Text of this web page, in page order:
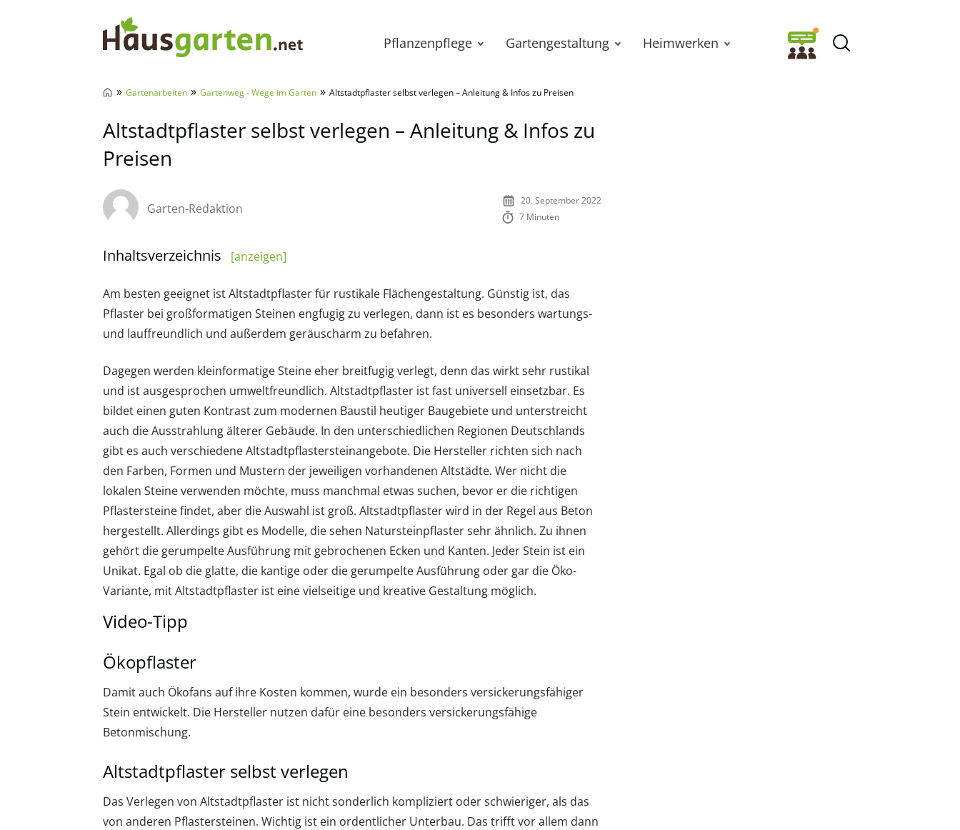
Pflanzenpflege Gartengestaltung Heimwerken
» Gartenarbeiten » Gartenweg - Wege im Garten » Altstadtpflaster selbst verlegen – Anleitung & Infos zu Preisen
Altstadtpflaster selbst verlegen – Anleitung & Infos zu
Preisen
Garten-Redaktion
20. September 2022
7 Minuten
Inhaltsverzeichnis [anzeigen]
Am besten geeignet ist Altstadtpflaster für rustikale Flächengestaltung. Günstig ist, das
Pflaster bei großformatigen Steinen engfugig zu verlegen, dann ist es besonders wartungs-
und lauffreundlich und außerdem geräuscharm zu befahren.
Dagegen werden kleinformatige Steine eher breitfugig verlegt, denn das wirkt sehr rustikal
und ist ausgesprochen umweltfreundlich. Altstadtpflaster ist fast universell einsetzbar. Es
bildet einen guten Kontrast zum modernen Baustil heutiger Baugebiete und unterstreicht
auch die Ausstrahlung älterer Gebäude. In den unterschiedlichen Regionen Deutschlands
gibt es auch verschiedene Altstadtpflastersteinangebote. Die Hersteller richten sich nach
den Farben, Formen und Mustern der jeweiligen vorhandenen Altstädte. Wer nicht die
lokalen Steine verwenden möchte, muss manchmal etwas suchen, bevor er die richtigen
Pflastersteine findet, aber die Auswahl ist groß. Altstadtpflaster wird in der Regel aus Beton
hergestellt. Allerdings gibt es Modelle, die sehen Natursteinpflaster sehr ähnlich. Zu ihnen
gehört die gerumpelte Ausführung mit gebrochenen Ecken und Kanten. Jeder Stein ist ein
Unikat. Egal ob die glatte, die kantige oder die gerumpelte Ausführung oder gar die Öko-
Variante, mit Altstadtpflaster ist eine vielseitige und kreative Gestaltung möglich.
Video-Tipp
Ökopflaster
Damit auch Ökofans auf ihre Kosten kommen, wurde ein besonders versickerungsfähiger
Stein entwickelt. Die Hersteller nutzen dafür eine besonders versickerungsfähige
Betonmischung.
Altstadtpflaster selbst verlegen
Das Verlegen von Altstadtpflaster ist nicht sonderlich kompliziert oder schwieriger, als das
von anderen Pflastersteinen. Wichtig ist ein ordentlicher Unterbau. Das trifft vor allem dann